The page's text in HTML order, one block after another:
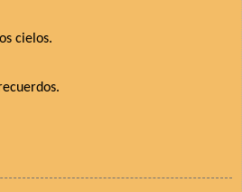
cielos.